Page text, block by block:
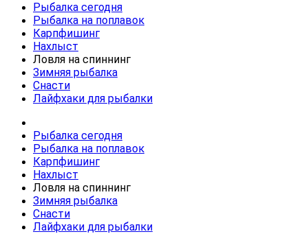
Рыбалка сегодня
Рыбалка на поплавок
Карпфишинг
Нахлыст
Ловля на спиннинг
Зимняя рыбалка
Снасти
Лайфхаки для рыбалки
Рыбалка сегодня
Рыбалка на поплавок
Карпфишинг
Нахлыст
Ловля на спиннинг
Зимняя рыбалка
Снасти
Лайфхаки для рыбалки